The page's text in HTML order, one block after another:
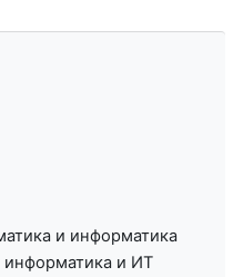
и информатика
и ИТ